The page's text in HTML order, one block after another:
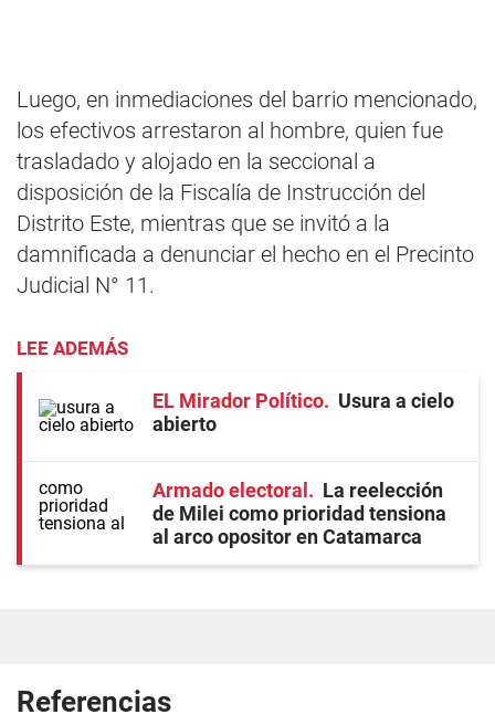
Luego, en inmediaciones del barrio mencionado,
los efectivos arrestaron al hombre, quien fue
trasladado y alojado en la seccional a
disposición de la Fiscalía de Instrucción del
Distrito Este, mientras que se invitó a la
damnificada a denunciar el hecho en el Precinto
Judicial N° 11.
LEE ADEMÁS
EL Mirador Político
Usura a cielo
abierto
Armado electoral
La reelección
de Milei como prioridad tensiona
al arco opositor en Catamarca
Referencias